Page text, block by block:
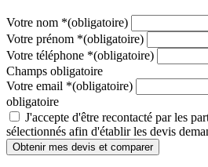
Votre nom *(obligatoire)
Votre prénom *(obligatoire)
Votre téléphone *(obligatoire)
Champs obligatoire
Votre email *(obligatoire)
obligatoire
J'accepte d'être recontacté par les
sélectionnés afin d'établir les devis